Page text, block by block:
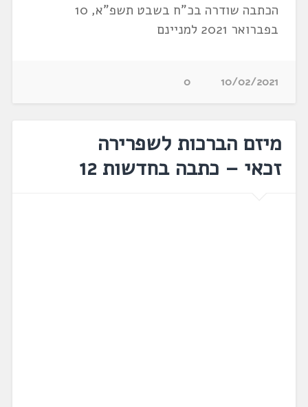
הכתבה שודרה בכ"ח בשבט תשפ"א, 10
בפברואר 2021 למניינם
10/02/2021
0
מיזם הברכות לשפרירה
זכאי – כתבה בחדשות 12